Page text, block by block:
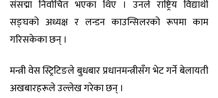
संसद्मा निर्वाचित भएका थिए । उनले राष्ट्रिय विद्यार्थी
सङ्घको अध्यक्ष र लन्डन काउन्सिलरको रूपमा काम
गरिसकेका छन् ।
मन्त्री वेस स्ट्रिटिङले बुधबार प्रधानमन्त्रीसँग भेट गर्ने बेलायती
अखबारहरूले उल्लेख गरेका छन् ।